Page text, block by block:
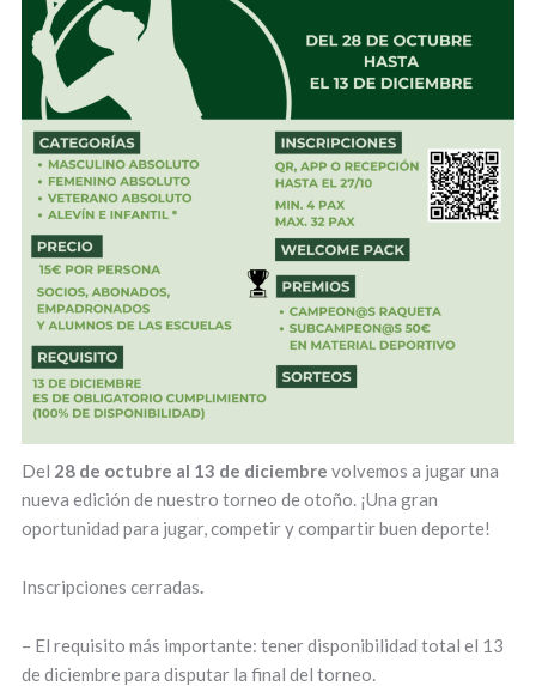
Del 28 de octubre al 13 de diciembre volvemos a jugar una
nueva edición de nuestro torneo de otoño. ¡Una gran
oportunidad para jugar, competir y compartir buen deporte!
Inscripciones cerradas.
– El requisito más importante: tener disponibilidad total el 13
de diciembre para disputar la final del torneo.